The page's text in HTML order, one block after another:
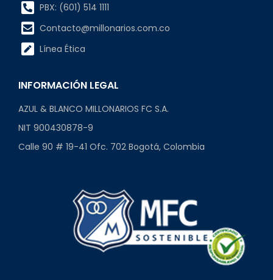
PBX: (601) 514 1111
Contacto@millonarios.com.co
Línea Ética
INFORMACIÓN LEGAL
AZUL & BLANCO MILLONARIOS FC S.A.
NIT 900430878-9
Calle 90 # 19-41 Ofc. 702 Bogotá, Colombia